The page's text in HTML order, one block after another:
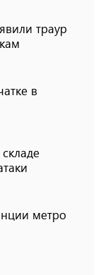
траур
в
метро